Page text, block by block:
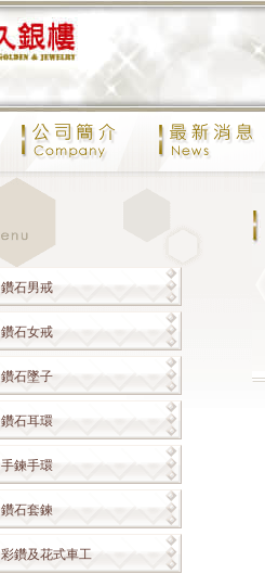
鑽石男戒
鑽石女戒
鑽石墜子
鑽石耳環
手鍊手環
鑽石套鍊
彩鑽及花式車工